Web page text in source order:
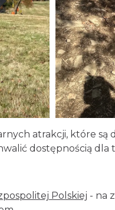
atrakcji, które
dostępnością
Polskiej - na